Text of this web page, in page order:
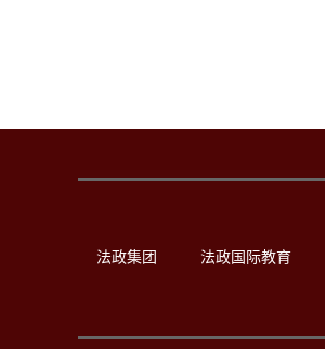
法政集团 法政国际教育